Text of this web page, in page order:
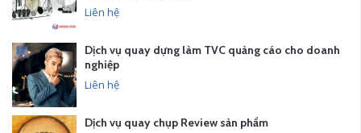
Liên hệ
Dịch vụ quay dựng làm TVC quảng cáo cho doanh
nghiệp
Liên hệ
Dịch vụ quay chụp Review sản phẩm